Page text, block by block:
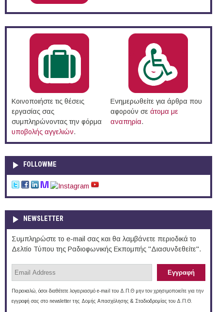
Κοινοποιήστε τις θέσεις
εργασίας σας
συμπληρώνοντας την φόρμα
υποβολής αγγελιών.
Ενημερωθείτε για άρθρα που
αφορούν σε άτομα με
αναπηρία.
FOLLOWME
NEWSLETTER
Συμπληρώστε το e-mail σας και θα λαμβάνετε περιοδικά το
Δελτίο Τύπου της Ραδιοφωνικής Εκπομπής "Διασυνδεθείτε".
Παρακαλώ, όσοι διαθέτετε λογαριασμό e-mail του Δ.Π.Θ μην τον χρησιμοποιείτε για την
εγγραφή σας στο newsletter της Δομής Απασχόλησης & Σταδιοδρομίας του Δ.Π.Θ.